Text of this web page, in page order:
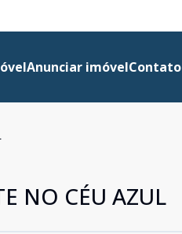
Anunciar imóvelContato
NO CÉU AZUL